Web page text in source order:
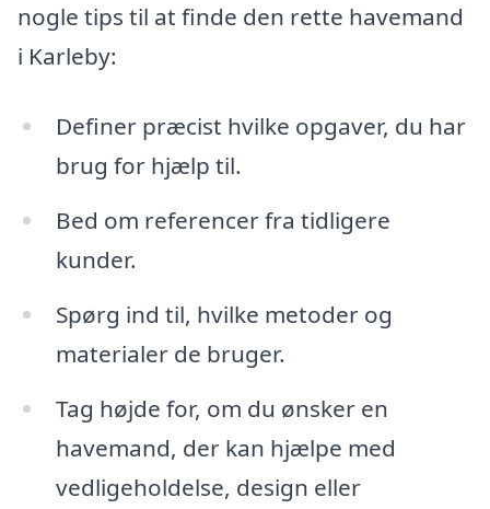
nogle tips til at finde den rette havemand
i Karleby:
Definer præcist hvilke opgaver, du har
brug for hjælp til.
Bed om referencer fra tidligere
kunder.
Spørg ind til, hvilke metoder og
materialer de bruger.
Tag højde for, om du ønsker en
havemand, der kan hjælpe med
vedligeholdelse, design eller